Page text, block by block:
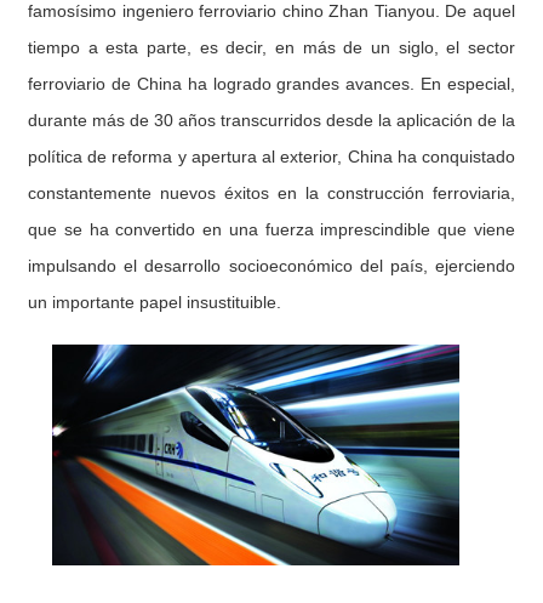
famosísimo ingeniero ferroviario chino Zhan Tianyou. De aquel
tiempo a esta parte, es decir, en más de un siglo, el sector
ferroviario de China ha logrado grandes avances. En especial,
durante más de 30 años transcurridos desde la aplicación de la
política de reforma y apertura al exterior, China ha conquistado
constantemente nuevos éxitos en la construcción ferroviaria,
que se ha convertido en una fuerza imprescindible que viene
impulsando el desarrollo socioeconómico del país, ejerciendo
un importante papel insustituible.